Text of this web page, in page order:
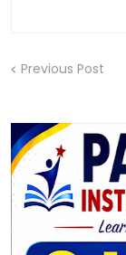
Previous Post